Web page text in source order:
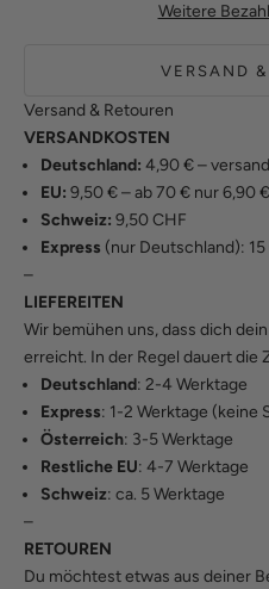
Weitere
VERSAND &
Versand & Retouren
VERSANDKOSTEN
Deutschland: 4,90 € –
EU: 9,50 € – ab 70 € nur 6,90 €
Schweiz: 9,50 CHF
Express (nur Deutschland):
–
LIEFEREITEN
Wir bemühen uns, dass dich
erreicht. In der Regel dauert die
Deutschland: 2-4 Werktage
Express: 1-2 Werktage (keine
Österreich: 3-5 Werktage
Restliche EU: 4-7 Werktage
Schweiz: ca. 5 Werktage
–
RETOUREN
Du möchtest etwas aus deiner